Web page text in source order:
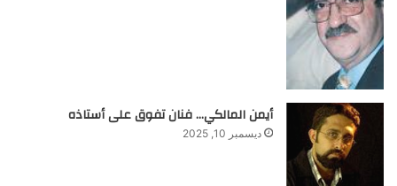
أيمن المالكي… فنان تفوق على أستاذه
ديسمبر 10, 2025